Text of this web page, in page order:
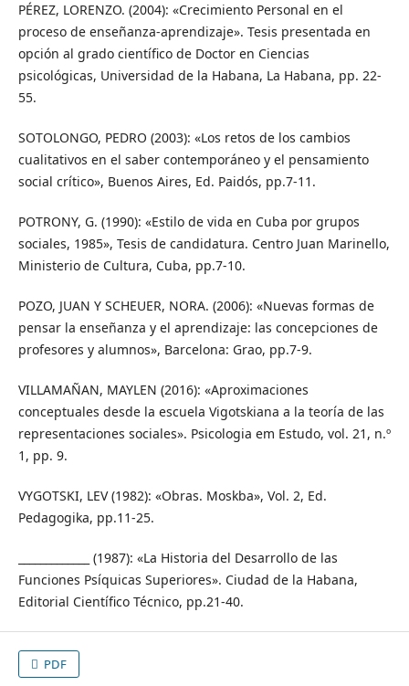
PÉREZ, LORENZO. (2004): «Crecimiento Personal en el
proceso de enseñanza-aprendizaje». Tesis presentada en
opción al grado científico de Doctor en Ciencias
psicológicas, Universidad de la Habana, La Habana, pp. 22-
55.
SOTOLONGO, PEDRO (2003): «Los retos de los cambios
cualitativos en el saber contemporáneo y el pensamiento
social crítico», Buenos Aires, Ed. Paidós, pp.7-11.
POTRONY, G. (1990): «Estilo de vida en Cuba por grupos
sociales, 1985», Tesis de candidatura. Centro Juan Marinello,
Ministerio de Cultura, Cuba, pp.7-10.
POZO, JUAN Y SCHEUER, NORA. (2006): «Nuevas formas de
pensar la enseñanza y el aprendizaje: las concepciones de
profesores y alumnos», Barcelona: Grao, pp.7-9.
VILLAMAÑAN, MAYLEN (2016): «Aproximaciones
conceptuales desde la escuela Vigotskiana a la teoría de las
representaciones sociales». Psicologia em Estudo, vol. 21, n.º
1, pp. 9.
VYGOTSKI, LEV (1982): «Obras. Moskba», Vol. 2, Ed.
Pedagogika, pp.11-25.
_____________ (1987): «La Historia del Desarrollo de las
Funciones Psíquicas Superiores». Ciudad de la Habana,
Editorial Científico Técnico, pp.21-40.
PDF